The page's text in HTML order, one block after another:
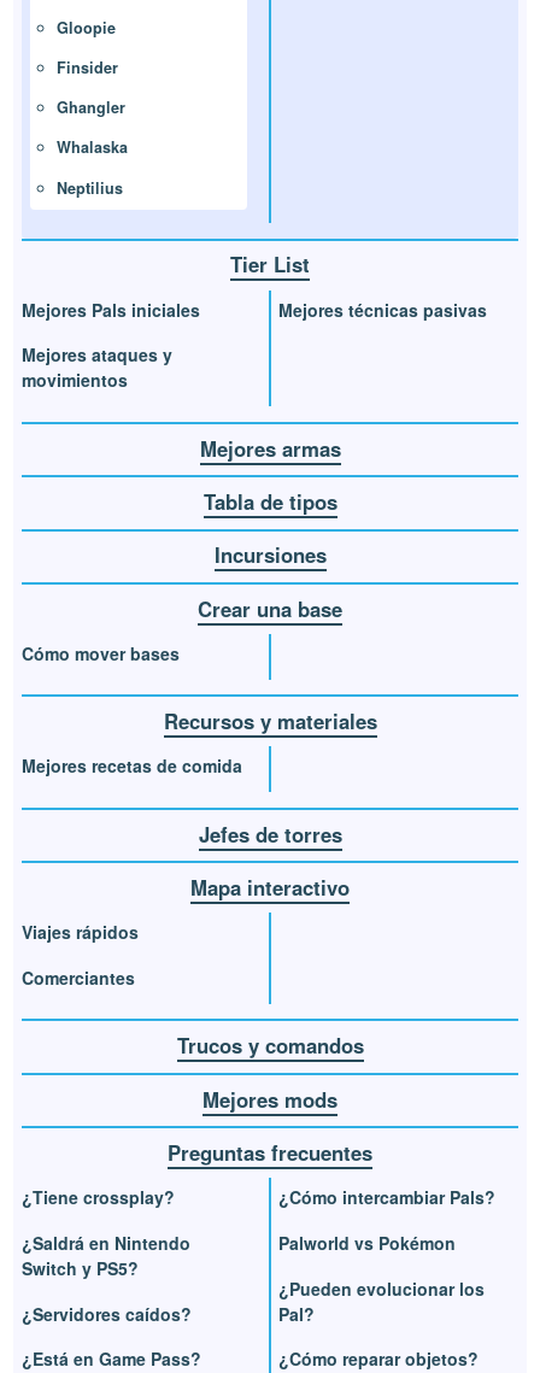
Gloopie
Finsider
Ghangler
Whalaska
Neptilius
Tier List
Mejores Pals iniciales
Mejores ataques y
movimientos
Mejores técnicas pasivas
Mejores armas
Tabla de tipos
Incursiones
Crear una base
Cómo mover bases
Recursos y materiales
Mejores recetas de comida
Jefes de torres
Mapa interactivo
Viajes rápidos
Comerciantes
Trucos y comandos
Mejores mods
Preguntas frecuentes
¿Tiene crossplay?
¿Saldrá en Nintendo
Switch y PS5?
¿Servidores caídos?
¿Está en Game Pass?
¿Cómo intercambiar Pals?
Palworld vs Pokémon
¿Pueden evolucionar los
Pal?
¿Cómo reparar objetos?